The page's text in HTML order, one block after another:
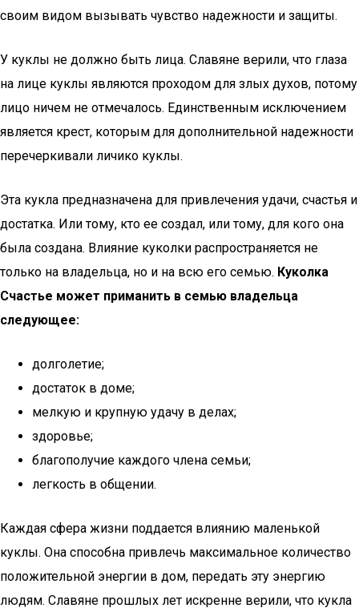
своим видом вызывать чувство надежности и защиты.
У куклы не должно быть лица. Славяне верили, что глаза
на лице куклы являются проходом для злых духов, потому
лицо ничем не отмечалось. Единственным исключением
является крест, которым для дополнительной надежности
перечеркивали личико куклы.
Эта кукла предназначена для привлечения удачи, счастья и
достатка. Или тому, кто ее создал, или тому, для кого она
была создана. Влияние куколки распространяется не
только на владельца, но и на всю его семью. Куколка
Счастье может приманить в семью владельца
следующее:
долголетие;
достаток в доме;
мелкую и крупную удачу в делах;
здоровье;
благополучие каждого члена семьи;
легкость в общении.
Каждая сфера жизни поддается влиянию маленькой
куклы. Она способна привлечь максимальное количество
положительной энергии в дом, передать эту энергию
людям. Славяне прошлых лет искренне верили, что кукла